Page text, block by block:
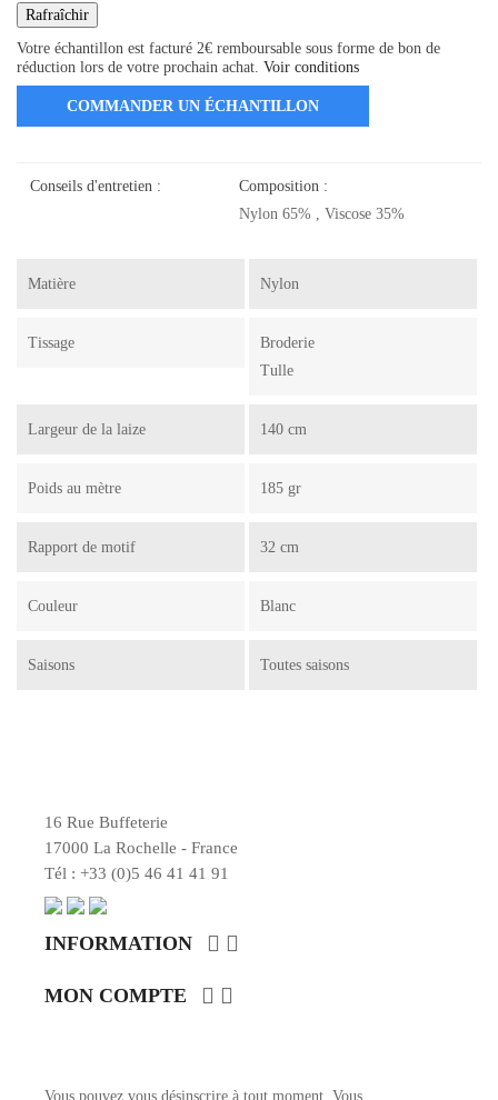
Votre échantillon est facturé 2€ remboursable sous forme de bon de
réduction lors de votre prochain achat. Voir conditions
COMMANDER UN ÉCHANTILLON
Conseils d'entretien :
Composition :
Nylon 65% , Viscose 35%
Matière Nylon
Tissage
Broderie
Tulle
Largeur de la laize 140 cm
Poids au mètre 185 gr
Rapport de motif 32 cm
Couleur Blanc
Saisons Toutes saisons
16 Rue Buffeterie
17000 La Rochelle - France
Tél : +33 (0)5 46 41 41 91
INFORMATION  
MON COMPTE  
Vous pouvez vous désinscrire à tout moment. Vous